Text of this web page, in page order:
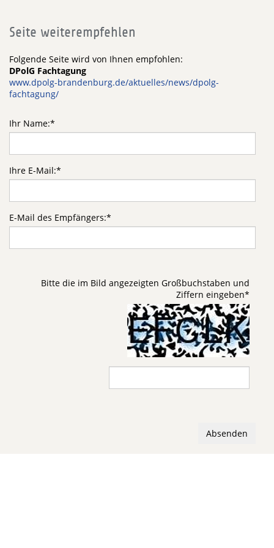
Seite weiterempfehlen
Folgende Seite wird von Ihnen empfohlen:
DPolG Fachtagung
www.dpolg-brandenburg.de/aktuelles/news/dpolg-
fachtagung/
Ihr Name:*
Ihre E-Mail:*
E-Mail des Empfängers:*
Bitte die im Bild angezeigten Großbuchstaben und
Ziffern eingeben*
Absenden